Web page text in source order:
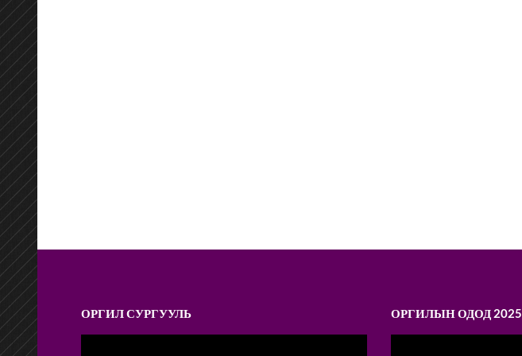
ОРГИЛ СУРГУУЛЬ ОРГИЛЫН ОДОД 2025